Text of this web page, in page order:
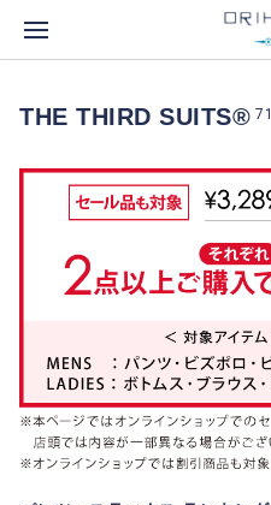
THE THIRD SUITS® 71